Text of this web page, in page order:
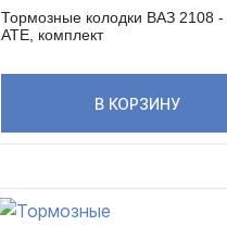
Тормозные колодки ВАЗ 2108 -
ATE, комплект
В КОРЗИНУ